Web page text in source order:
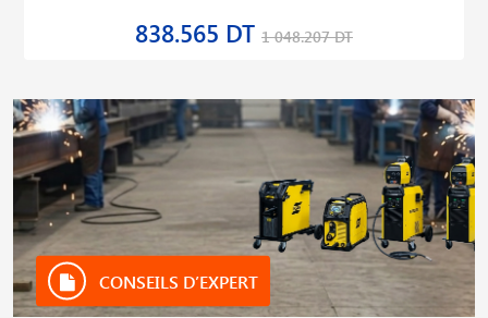
838.565 DT 1 048.207 DT
CONSEILS D’EXPERT